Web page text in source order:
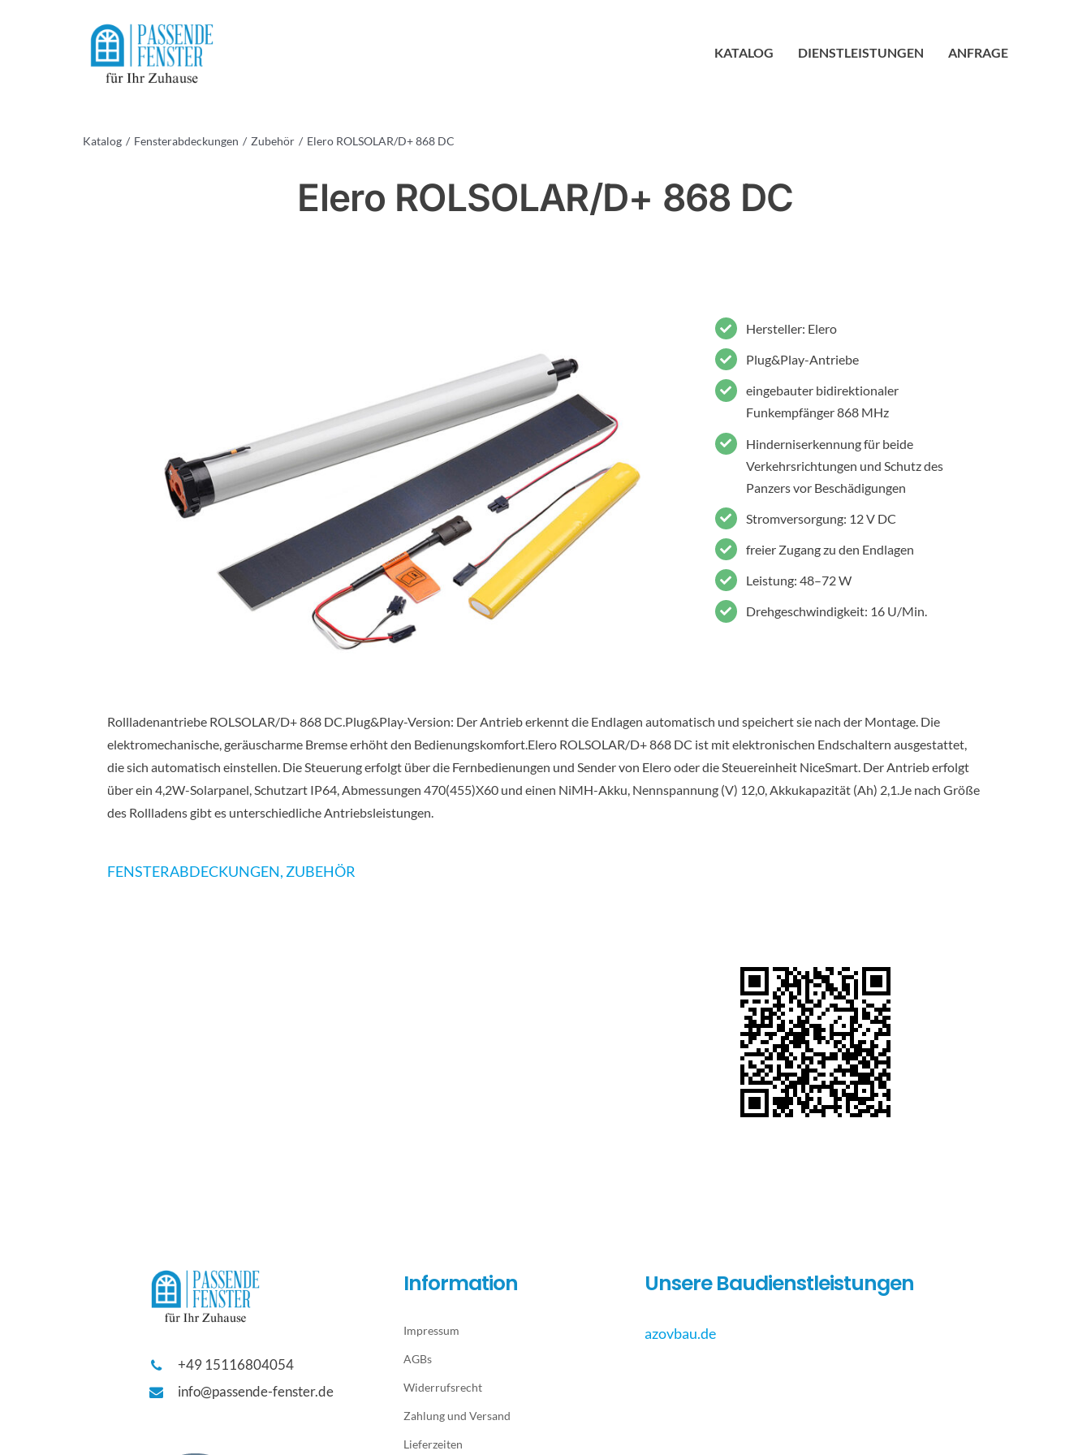
KATALOG DIENSTLEISTUNGEN ANFRAGE
Katalog Fensterabdeckungen Zubehör Elero ROLSOLAR/D+ 868 DC
Elero ROLSOLAR/D+ 868 DC
Hersteller: Elero
Plug&Play-Antriebe
eingebauter bidirektionaler
Funkempfänger 868 MHz
Hinderniserkennung für beide
Verkehrsrichtungen und Schutz des
Panzers vor Beschädigungen
Stromversorgung: 12 V DC
freier Zugang zu den Endlagen
Leistung: 48–72 W
Drehgeschwindigkeit: 16 U/Min.
Rollladenantriebe ROLSOLAR/D+ 868 DC.Plug&Play-Version: Der Antrieb erkennt die Endlagen automatisch und speichert sie nach der Montage. Die
elektromechanische, geräuscharme Bremse erhöht den Bedienungskomfort.Elero ROLSOLAR/D+ 868 DC ist mit elektronischen Endschaltern ausgestattet,
die sich automatisch einstellen. Die Steuerung erfolgt über die Fernbedienungen und Sender von Elero oder die Steuereinheit NiceSmart. Der Antrieb erfolgt
über ein 4,2W-Solarpanel, Schutzart IP64, Abmessungen 470(455)X60 und einen NiMH-Akku, Nennspannung (V) 12,0, Akkukapazität (Ah) 2,1.Je nach Größe
des Rollladens gibt es unterschiedliche Antriebsleistungen.
FENSTER­ABDECKUNGEN, ZUBEHÖR
+49 15116804054
info@passende-fenster.de
Information
Impressum
AGBs
Widerrufsrecht
Zahlung und Versand
Lieferzeiten
Unsere Baudienstleistungen
azovbau.de